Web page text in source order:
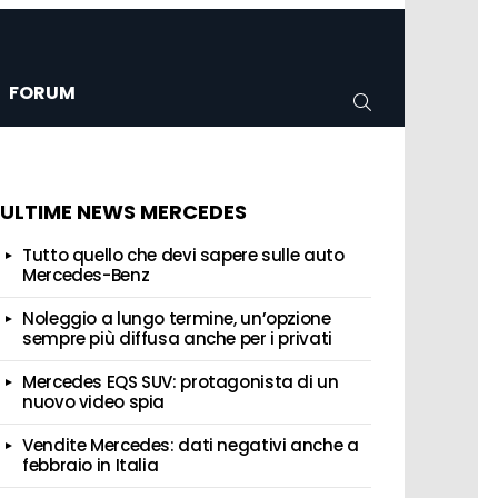
FORUM
ULTIME NEWS MERCEDES
Tutto quello che devi sapere sulle auto
Mercedes-Benz
Noleggio a lungo termine, un’opzione
sempre più diffusa anche per i privati
Mercedes EQS SUV: protagonista di un
nuovo video spia
Vendite Mercedes: dati negativi anche a
febbraio in Italia